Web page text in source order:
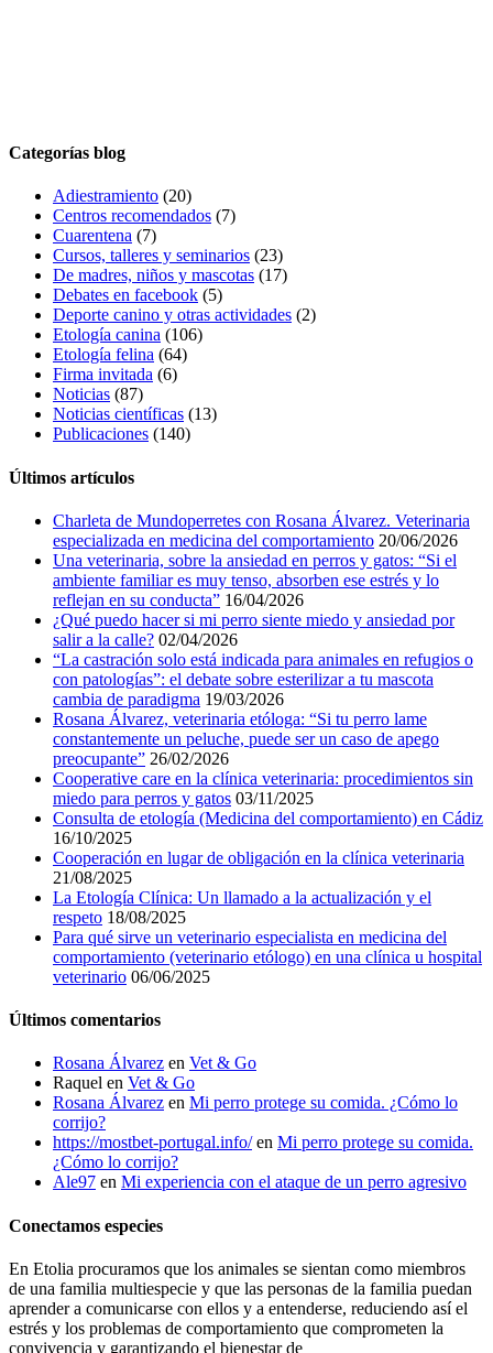
Categorías blog
Adiestramiento (20)
Centros recomendados (7)
Cuarentena (7)
Cursos, talleres y seminarios (23)
De madres, niños y mascotas (17)
Debates en facebook (5)
Deporte canino y otras actividades (2)
Etología canina (106)
Etología felina (64)
Firma invitada (6)
Noticias (87)
Noticias científicas (13)
Publicaciones (140)
Últimos artículos
Charleta de Mundoperretes con Rosana Álvarez. Veterinaria
especializada en medicina del comportamiento 20/06/2026
Una veterinaria, sobre la ansiedad en perros y gatos: “Si el
ambiente familiar es muy tenso, absorben ese estrés y lo
reflejan en su conducta” 16/04/2026
¿Qué puedo hacer si mi perro siente miedo y ansiedad por
salir a la calle? 02/04/2026
“La castración solo está indicada para animales en refugios o
con patologías”: el debate sobre esterilizar a tu mascota
cambia de paradigma 19/03/2026
Rosana Álvarez, veterinaria etóloga: “Si tu perro lame
constantemente un peluche, puede ser un caso de apego
preocupante” 26/02/2026
Cooperative care en la clínica veterinaria: procedimientos sin
miedo para perros y gatos 03/11/2025
Consulta de etología (Medicina del comportamiento) en Cádiz
16/10/2025
Cooperación en lugar de obligación en la clínica veterinaria
21/08/2025
La Etología Clínica: Un llamado a la actualización y el
respeto 18/08/2025
Para qué sirve un veterinario especialista en medicina del
comportamiento (veterinario etólogo) en una clínica u hospital
veterinario 06/06/2025
Últimos comentarios
Rosana Álvarez en Vet & Go
Raquel en Vet & Go
Rosana Álvarez en Mi perro protege su comida. ¿Cómo lo
corrijo?
https://mostbet-portugal.info/en Mi perro protege su comida.
¿Cómo lo corrijo?
Ale97 en Mi experiencia con el ataque de un perro agresivo
Conectamos especies
En Etolia procuramos que los animales se sientan como miembros
de una familia multiespecie y que las personas de la familia puedan
aprender a comunicarse con ellos y a entenderse, reduciendo así el
estrés y los problemas de comportamiento que comprometen la
convivencia y garantizando el bienestar de